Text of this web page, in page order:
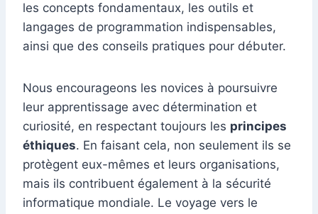
les concepts fondamentaux, les outils et
langages de programmation indispensables,
ainsi que des conseils pratiques pour débuter.
Nous encourageons les novices à poursuivre
leur apprentissage avec détermination et
curiosité, en respectant toujours les principes
éthiques. En faisant cela, non seulement ils se
protègent eux-mêmes et leurs organisations,
mais ils contribuent également à la sécurité
informatique mondiale. Le voyage vers le